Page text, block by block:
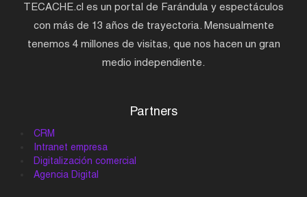
TECACHE.cl es un portal de Farándula y espectáculos
con más de 13 años de trayectoria. Mensualmente
tenemos 4 millones de visitas, que nos hacen un gran
medio independiente.
Partners
CRM
Intranet empresa
Digitalización comercial
Agencia Digital